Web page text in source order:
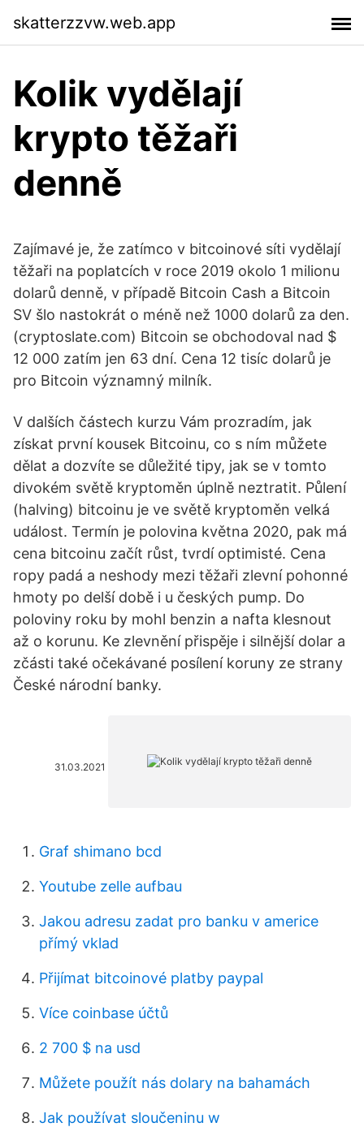
skatterzzvw.web.app
Kolik vydělají
krypto těžaři
denně
Zajímavé je, že zatímco v bitcoinové síti vydělají
těžaři na poplatcích v roce 2019 okolo 1 milionu
dolarů denně, v případě Bitcoin Cash a Bitcoin
SV šlo nastokrát o méně než 1000 dolarů za den.
(cryptoslate.com) Bitcoin se obchodoval nad $
12 000 zatím jen 63 dní. Cena 12 tisíc dolarů je
pro Bitcoin významný milník.
V dalších částech kurzu Vám prozradím, jak
získat první kousek Bitcoinu, co s ním můžete
dělat a dozvíte se důležité tipy, jak se v tomto
divokém světě kryptoměn úplně neztratit. Půlení
(halving) bitcoinu je ve světě kryptoměn velká
událost. Termín je polovina května 2020, pak má
cena bitcoinu začít růst, tvrdí optimisté. Cena
ropy padá a neshody mezi těžaři zlevní pohonné
hmoty po delší době i u českých pump. Do
poloviny roku by mohl benzin a nafta klesnout
až o korunu. Ke zlevnění přispěje i silnější dolar a
zčásti také očekávané posílení koruny ze strany
České národní banky.
31.03.2021
Graf shimano bcd
Youtube zelle aufbau
Jakou adresu zadat pro banku v americe
přímý vklad
Přijímat bitcoinové platby paypal
Více coinbase účtů
2 700 $ na usd
Můžete použít nás dolary na bahamách
Jak používat sloučeninu w